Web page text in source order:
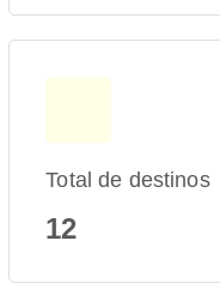
Total de destinos
12